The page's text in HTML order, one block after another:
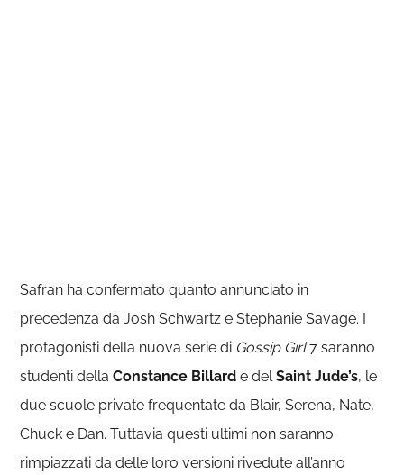
Safran ha confermato quanto annunciato in
precedenza da Josh Schwartz e Stephanie Savage. I
protagonisti della nuova serie di Gossip Girl7 saranno
studenti dellaConstance Billard e delSaint Jude’s, le
due scuole private frequentate da Blair, Serena, Nate,
Chuck e Dan. Tuttavia questi ultimi non saranno
rimpiazzati da delle loro versioni rivedute all’anno